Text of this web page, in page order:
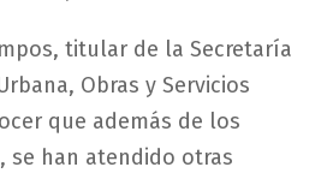
titular de la Secretaría
Obras y Servicios
que además de los
se han atendido otras